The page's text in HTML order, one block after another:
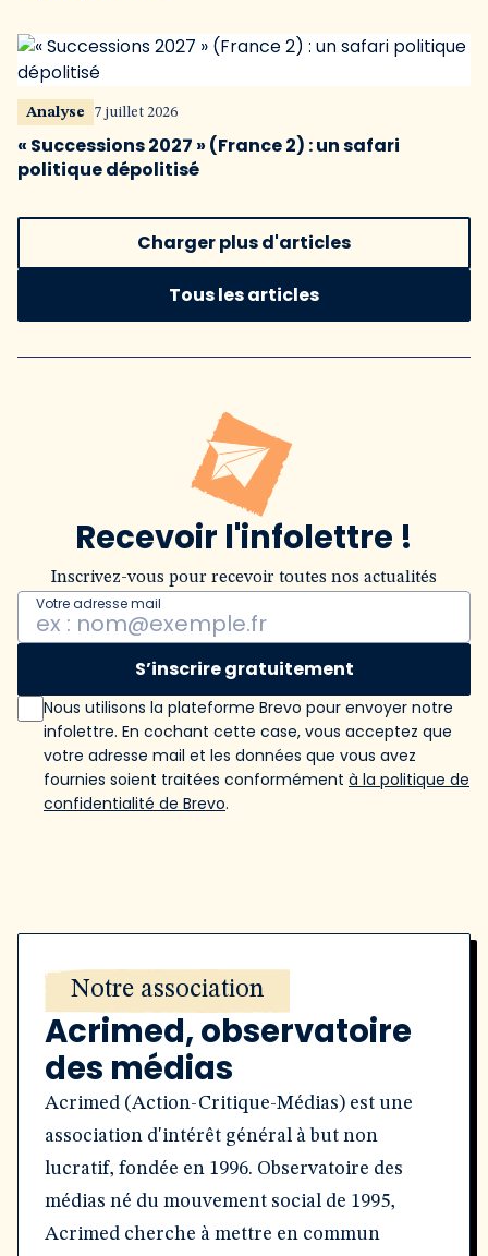
Analyse 7 juillet 2026
« Successions 2027 » (France 2) : un safari
politique dépolitisé
Charger plus d'articles
Tous les articles
Recevoir l'infolettre !
Inscrivez-vous pour recevoir toutes nos actualités
Votre adresse mail
S’inscrire gratuitement
Nous utilisons la plateforme Brevo pour envoyer notre
infolettre. En cochant cette case, vous acceptez que
votre adresse mail et les données que vous avez
fournies soient traitées conformément à la politique de
confidentialité de Brevo.
Notre association
Acrimed, observatoire
des médias
Acrimed (Action-Critique-Médias) est une
association d'intérêt général à but non
lucratif, fondée en 1996. Observatoire des
médias né du mouvement social de 1995,
Acrimed cherche à mettre en commun